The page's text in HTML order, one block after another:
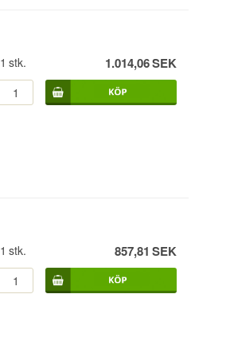
1 stk. 1.014,06SEK
1 stk. 857,81 SEK